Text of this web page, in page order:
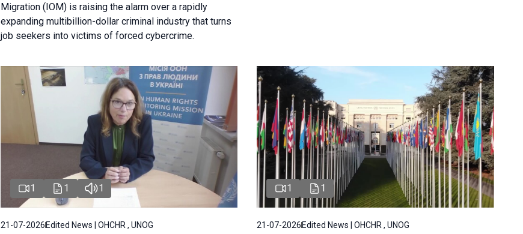
Migration (IOM) is raising the alarm over a rapidly
expanding multibillion-dollar criminal industry that turns
job seekers into victims of forced cybercrime.
1 1 1
21-07-2026Edited News | OHCHR , UNOG
1 1
21-07-2026Edited News | OHCHR , UNOG